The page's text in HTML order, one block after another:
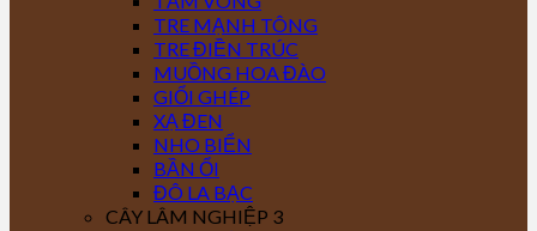
TRE MẠNH TÔNG
TRE ĐIỀN TRÚC
MUỒNG HOA ĐÀO
GIỔI GHÉP
XẠ ĐEN
NHO BIỂN
BẦN ỔI
ĐÔ LA BẠC
CÂY LÂM NGHIỆP 3